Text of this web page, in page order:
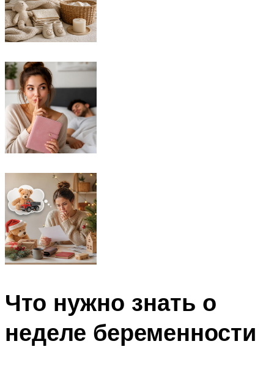
Что нужно знать о
неделе беременности